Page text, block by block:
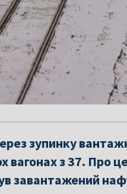
зупинку
вагонах з 37. Про
завантажений